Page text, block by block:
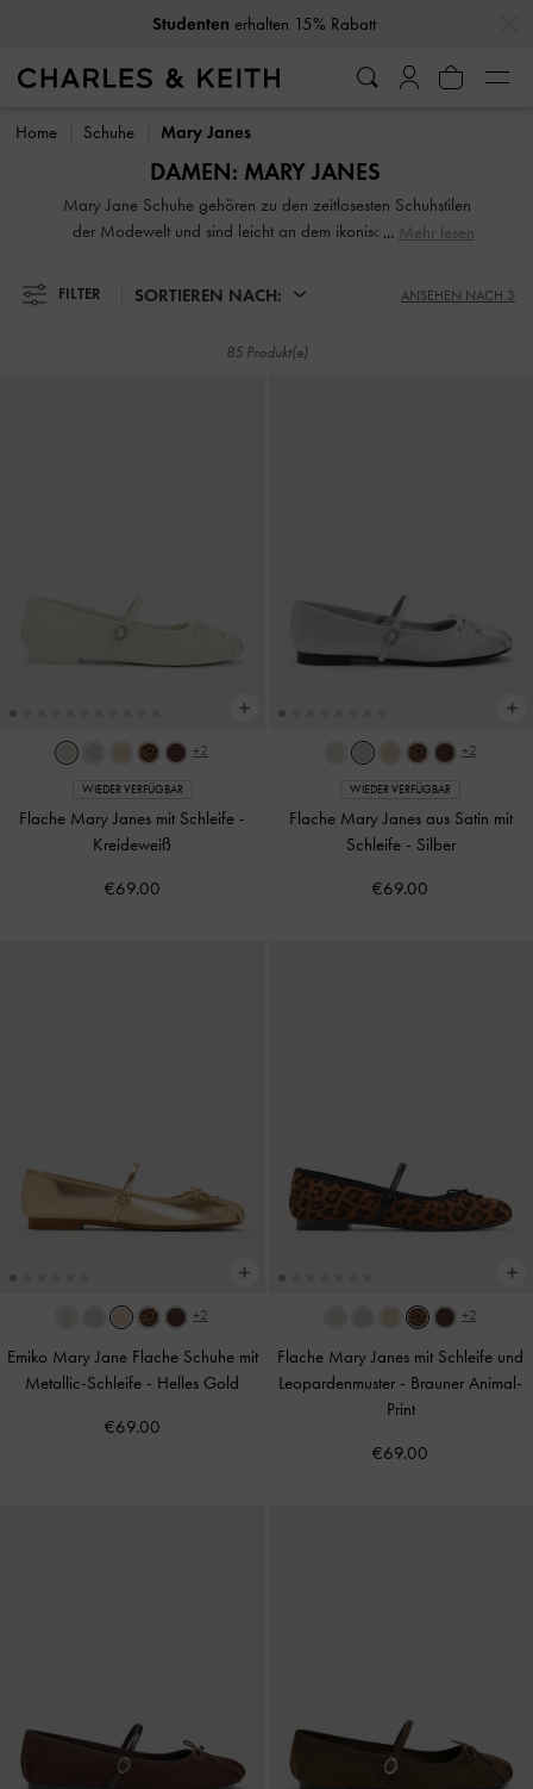
10% Rabattwenn Sie unseren Newsletter abonnieren*
10% Rabatt wenn Sie unseren Newsletter abonnieren*
Home Schuhe Mary Janes
DAMEN: MARY JANES
Mary Jane Schuhe gehören zu den zeitlosesten Schuhstilen
der Modewelt und sind leicht an dem ikonischen Riemen
aus der Mode und werden im Laufe der Zeit ständig
aktualisiert – mit klobigen Sohlen, Lackoberflächen,
frisch zu bleiben.
Mehr lesen
FILTER SORTIEREN NACH: ANSEHEN NACH 3
85 Produkt(e)
+2
WIEDER VERFÜGBAR
Flache Mary Janes mit Schleife -
Kreideweiß
€69.00
+2
WIEDER VERFÜGBAR
Flache Mary Janes aus Satin mit
Schleife - Silber
€69.00
+2
Emiko Mary Jane Flache Schuhe mit
Metallic-Schleife - Helles Gold
€69.00
+2
Flache Mary Janes mit Schleife und
Leopardenmuster - Brauner Animal-
Print
€69.00